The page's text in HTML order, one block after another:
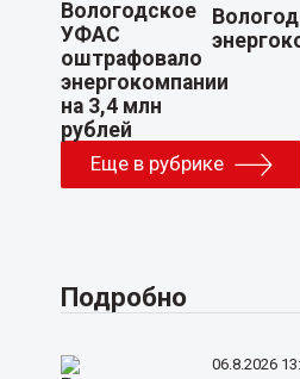
Еще в рубрике
Подробно
06.8.2026